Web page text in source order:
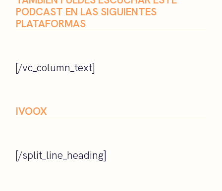
PODCAST EN LAS SIGUIENTES
PLATAFORMAS
[/vc_column_text]
IVOOX
[/split_line_heading]